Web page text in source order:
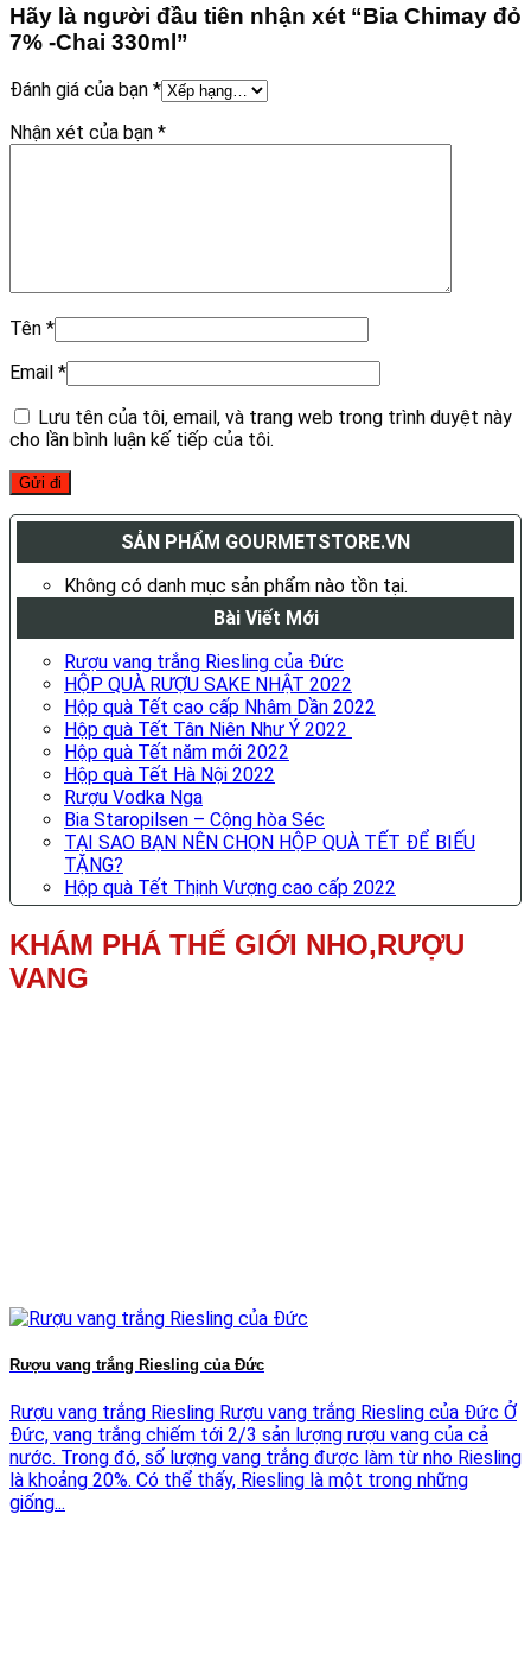
Hãy là người đầu tiên nhận xét “Bia Chimay đỏ
7% -Chai 330ml”
Đánh giá của bạn *
Nhận xét của bạn *
Tên *
Email *
Lưu tên của tôi, email, và trang web trong trình duyệt này
cho lần bình luận kế tiếp của tôi.
SẢN PHẨM GOURMETSTORE.VN
Không có danh mục sản phẩm nào tồn tại.
Bài Viết Mới
Rượu vang trắng Riesling của Đức
HỘP QUÀ RƯỢU SAKE NHẬT 2022
Hộp quà Tết cao cấp Nhâm Dần 2022
Hộp quà Tết Tân Niên Như Ý 2022
Hộp quà Tết năm mới 2022
Hộp quà Tết Hà Nội 2022
Rượu Vodka Nga
Bia Staropilsen – Cộng hòa Séc
TẠI SAO BẠN NÊN CHỌN HỘP QUÀ TẾT ĐỂ BIẾU
TẶNG?
Hộp quà Tết Thịnh Vượng cao cấp 2022
KHÁM PHÁ THẾ GIỚI NHO,RƯỢU
VANG
Rượu vang trắng Riesling của Đức
Rượu vang trắng Riesling Rượu vang trắng Riesling của Đức Ở
Đức, vang trắng chiếm tới 2/3 sản lượng rượu vang của cả
nước. Trong đó, số lượng vang trắng được làm từ nho Riesling
là khoảng 20%. Có thể thấy, Riesling là một trong những
giống...